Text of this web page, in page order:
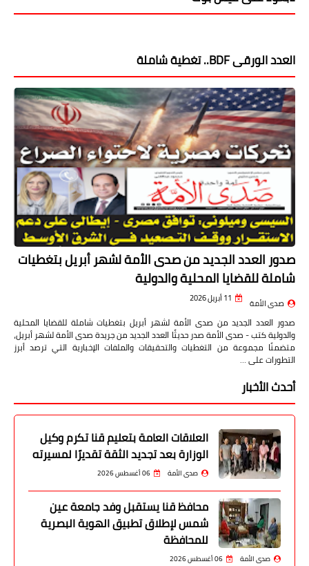
العدد الورقى BDF.. تغطية شاملة
صدور العدد الجديد من صدى الأمة لشهر أبريل بتغطيات
شاملة للقضايا المحلية والدولية
صدى الأمة 11 أبريل 2026
صدور العدد الجديد من صدى الأمة لشهر أبريل بتغطيات شاملة للقضايا المحلية
والدولية كتب - صدى الأمة صدر حديثًا العدد الجديد من جريدة صدى الأمة لشهر أبريل،
متضمنًا مجموعة من التغطيات والتحقيقات والملفات الإخبارية التي ترصد أبرز
التطورات على …
أحدث الأخبار
العلاقات العامة بتعليم قنا تكرم وكيل
الوزارة بعد تجديد الثقة تقديرًا لمسيرته
صدى الأمة 06 أغسطس 2026
محافظ قنا يستقبل وفد جامعة عين
شمس لإطلاق تطبيق الهوية البصرية
للمحافظة
صدى الأمة 06 أغسطس 2026